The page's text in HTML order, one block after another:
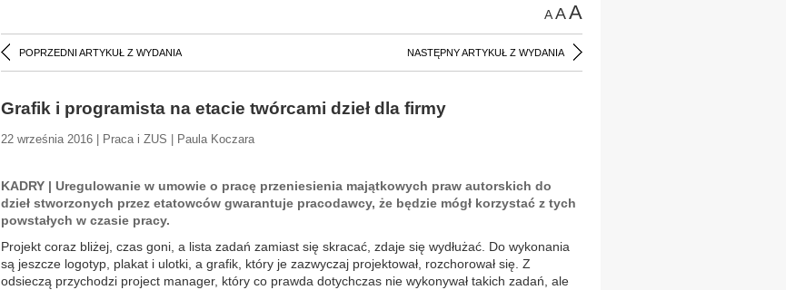
AAA
POPRZEDNI ARTYKUŁ Z WYDANIA NASTĘPNY ARTYKUŁ Z WYDANIA
Grafik i programista na etacie twórcami dzieł dla firmy
22 września 2016 | Praca i ZUS | Paula Koczara
KADRY | Uregulowanie w umowie o pracę przeniesienia majątkowych praw autorskich do
dzieł stworzonych przez etatowców gwarantuje pracodawcy, że będzie mógł korzystać z tych
powstałych w czasie pracy.
Projekt coraz bliżej, czas goni, a lista zadań zamiast się skracać, zdaje się wydłużać. Do wykonania
są jeszcze logotyp, plakat i ulotki, a grafik, który je zazwyczaj projektował, rozchorował się. Z
odsieczą przychodzi project manager, który co prawda dotychczas nie wykonywał takich zadań, ale